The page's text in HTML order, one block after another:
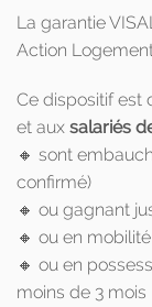
La garantie
Action
Ce dispositif est
et aux salariés
🔸 sont
confirmé)
🔸 ou gagnant
🔸 ou en
🔸 ou en
moins de 3 mois